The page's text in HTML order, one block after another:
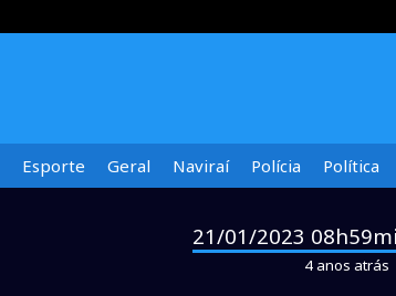
Esporte Geral Naviraí Polícia Política
21/01/2023
4 anos atrás